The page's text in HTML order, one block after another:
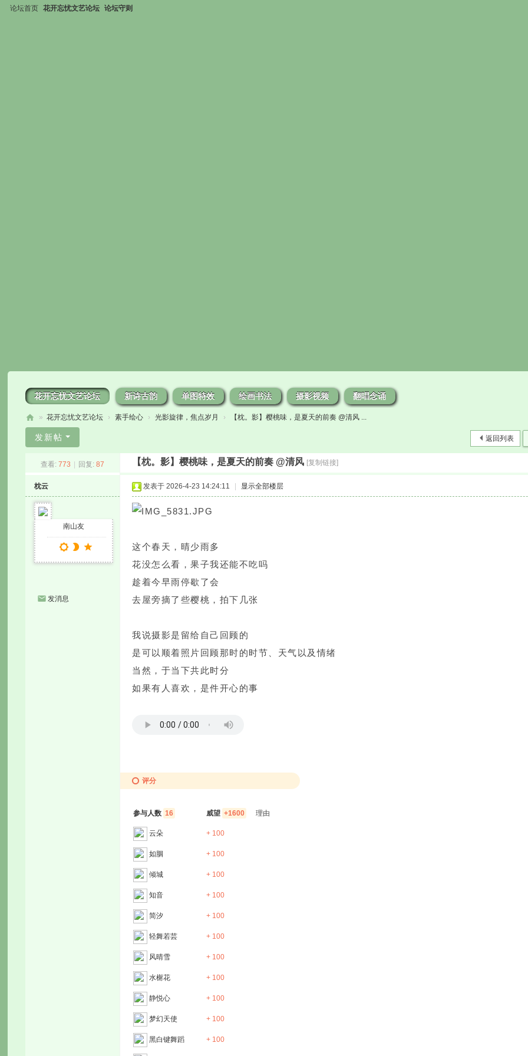
论坛首页 花开忘忧文艺论坛 论坛守则
花开忘忧文艺论坛 新诗古韵 单图特效 绘画书法 摄影视频 翻唱念诵
忧
» 花开忘忧文艺论坛 › 素手绘心 › 光影旋律，焦点岁月 › 【枕。影】樱桃味，是夏天的前奏 @清风 ...
返回列表
发新帖
查看: 773 回复: 87 【枕。影】樱桃味，是夏天的前奏 @清风 [复制链接]
枕云
南山友
发消息
发表于 2026-4-23 14:24:11 显示全部楼层
这个春天，晴少雨多
花没怎么看，果子我还能不吃吗
趁着今早雨停歇了会
去屋旁摘了些樱桃，拍下几张
我说摄影是留给自己回顾的
是可以顺着照片回顾那时的时节、天气以及情绪
当然，于当下共此时分
如果有人喜欢，是件开心的事
评分
参与人数 16 威望 +1600 理由
云朵 + 100
如胭 + 100
倾城 + 100
知音 + 100
简汐 + 100
轻舞若芸 + 100
风晴雪 + 100
水榭花 + 100
静悦心 + 100
梦幻天使 + 100
黑白键舞蹈 + 100